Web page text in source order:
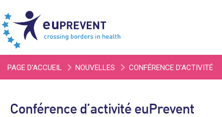
PAGE D'ACCUEIL NOUVELLES CONFÉRENCE D’ACTIVITÉ
Conférence d’activité euPrevent